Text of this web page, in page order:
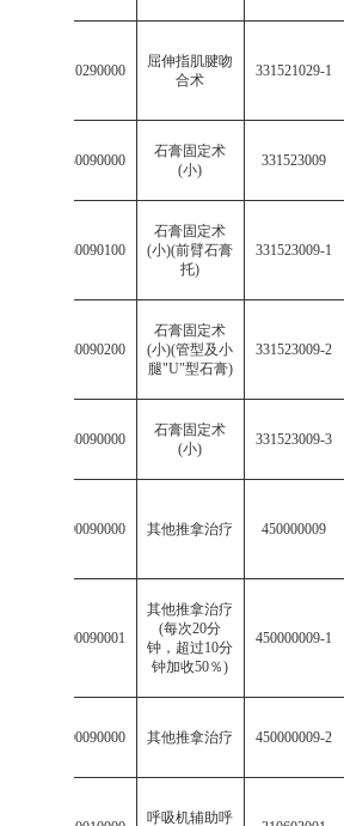
003315210290000
屈伸指肌腱吻
合术
331521029-1
003315230090000
石膏固定术
(小)
331523009
003315230090100
石膏固定术
(小)(前臂石膏
托)
331523009-1
003315230090200
石膏固定术
(小)(管型及小
腿"U"型石膏)
331523009-2
003315230090000
石膏固定术
(小)
331523009-3
004500000090000 其他推拿治疗 450000009
004500000090001
其他推拿治疗
(每次20分
钟，超过10分
钟加收50％)
450000009-1
004500000090000 其他推拿治疗 450000009-2
呼吸机辅助呼